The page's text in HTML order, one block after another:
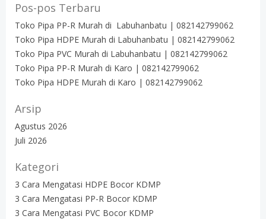
Pos-pos Terbaru
Toko Pipa PP-R Murah di Labuhanbatu | 082142799062
Toko Pipa HDPE Murah di Labuhanbatu | 082142799062
Toko Pipa PVC Murah di Labuhanbatu | 082142799062
Toko Pipa PP-R Murah di Karo | 082142799062
Toko Pipa HDPE Murah di Karo | 082142799062
Arsip
Agustus 2026
Juli 2026
Kategori
3 Cara Mengatasi HDPE Bocor KDMP
3 Cara Mengatasi PP-R Bocor KDMP
3 Cara Mengatasi PVC Bocor KDMP